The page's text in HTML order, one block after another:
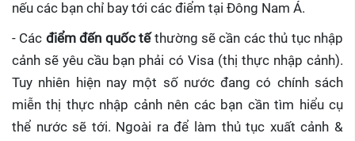
nếu các bạn chỉ bay tới các điểm tại Đông Nam Á.
- Các điểm đến quốc tếthường sẽ cần các thủ tục nhập
cảnh sẽ yêu cầu bạn phải có Visa (thị thực nhập cảnh).
Tuy nhiên hiện nay một số nước đang có chính sách
miễn thị thực nhập cảnh nên các bạn cần tìm hiểu cụ
thể nước sẽ tới. Ngoài ra để làm thủ tục xuất cảnh &